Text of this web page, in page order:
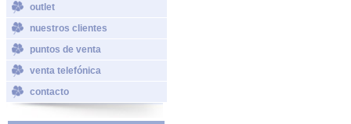
outlet
nuestros clientes
puntos de venta
venta telefónica
contacto